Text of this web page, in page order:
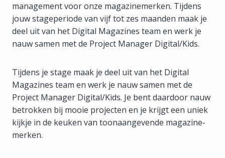
management voor onze magazinemerken. Tijdens
jouw stageperiode van vijf tot zes maanden maak je
deel uit van het Digital Magazines team en werk je
nauw samen met de Project Manager Digital/Kids.
Tijdens je stage maak je deel uit van het Digital
Magazines team en werk je nauw samen met de
Project Manager Digital/Kids. Je bent daardoor nauw
betrokken bij mooie projecten en je krijgt een uniek
kijkje in de keuken van toonaangevende magazine-
merken.